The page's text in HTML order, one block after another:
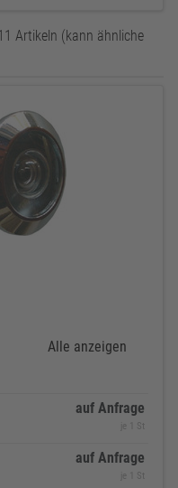
Artikeln (kann ähnliche
Alle anzeigen
auf Anfrage
je 1 St
auf Anfrage
je 1 St